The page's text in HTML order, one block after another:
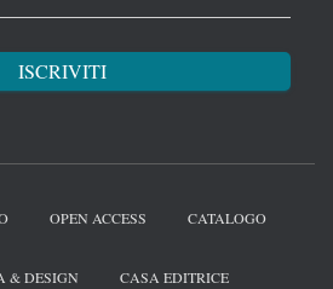
OPEN ACCESS CATALOGO
& DESIGN CASA EDITRICE